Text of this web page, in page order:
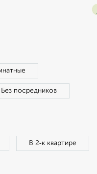
Без посредников
В 2‑к квартире